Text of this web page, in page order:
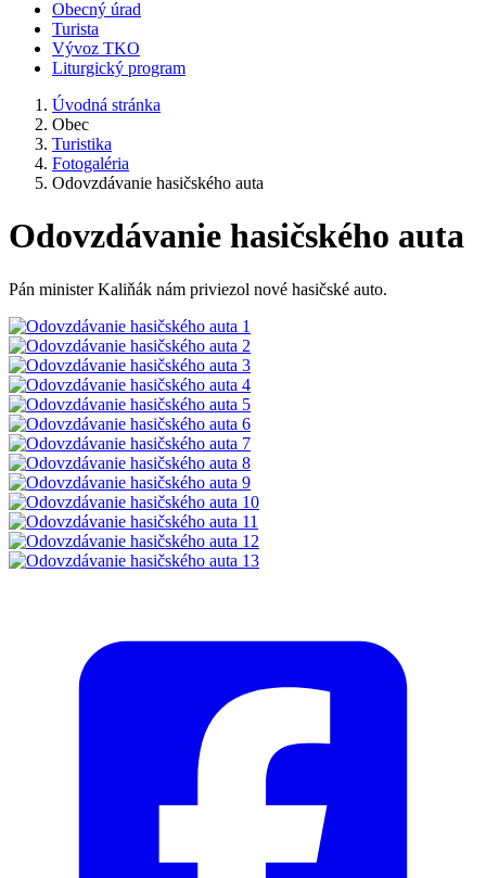
Obecný úrad
Turista
Vývoz TKO
Liturgický program
Úvodná stránka
Obec
Turistika
Fotogaléria
Odovzdávanie hasičského auta
Odovzdávanie hasičského auta
Pán minister Kaliňák nám priviezol nové hasičské auto.